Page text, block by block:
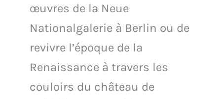
œuvres de la Neue
Nationalgalerie à Berlin ou de
revivre l’époque de la
Renaissance à travers les
couloirs du château de